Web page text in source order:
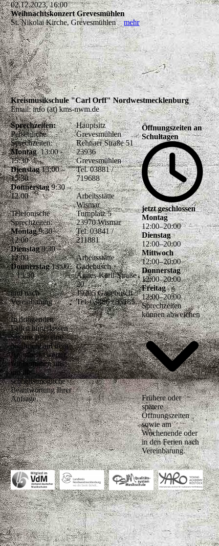
02.12.2023, 16:00
Weihnachtskonzert Grevesmühlen
St. Nikolai Kirche, Grevesmühlenmehr
Kreismusikschule "Carl Orff" Nordwestmecklenburg
Email: info (at) kms-nwm.de
Sprechzeiten:
Persönliche
Sprechzeiten:
Montag13:00 -
15:30
Dienstag13:00 –
15:30
Donnerstag9:30 –
12.00
Telefonische
Sprechzeiten:
Montag9:30 –
12:00
Dienstag9:30 –
12:00
Donnerstag13:00
– 15:30
und nach
Vereinbarung
In dringenden
Fällen hinterlassen
Sie uns bitte eine
Nachricht auf dem
Anrufbeantworter,
wir bemühen uns
um die
schnellstmögliche
Beantwortung Ihrer
Anfrage.
Hauptsitz
Grevesmühlen
Rehnaer Straße 51
23936
Grevesmühlen
Tel. 03881 /
719688
Arbeitsstätte
Wismar
Turnplatz 5
23970 Wismar
Tel. 03841 /
211881
Arbeitsstätte
Gadebusch
Agnes-Karll-Straße
20
19205 Gadebusch
Tel. 03886 / 35185
Öffnungszeiten an
Schultagen
jetzt geschlossen
Montag
12:00–20:00
Dienstag
12:00–20:00
Mittwoch
12:00–20:00
Donnerstag
12:00–20:00
Freitag
12:00–20:00
Sprechzeiten
können abweichen
Frühere oder
spätere
Öffnungszeiten
sowie am
Wochenende oder
in den Ferien nach
Vereinbarung.